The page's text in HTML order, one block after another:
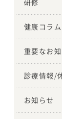
研修
健康コラム
重要なお
診療情報/
お知らせ